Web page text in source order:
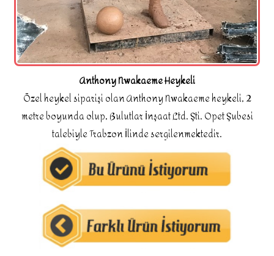
Anthony Nwakaeme Heykeli
Özel heykel siparişi olan Anthony Nwakaeme heykeli, 2
metre boyunda olup, Bulutlar İnşaat Ltd. Şti. Opet Şubesi
talebiyle Trabzon İlinde sergilenmektedir.